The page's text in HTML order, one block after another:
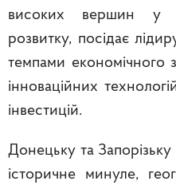
високих вершин у
розвитку, посідає
темпами економічного
інноваційних
інвестицій.
Донецьку та
історичне минуле,